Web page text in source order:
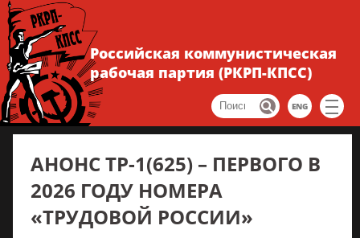
Российская коммунистическая
рабочая партия (РКРП-КПСС)
ENG
АНОНС ТР-1(625) – ПЕРВОГО В
2026 ГОДУ НОМЕРА
«ТРУДОВОЙ РОССИИ»